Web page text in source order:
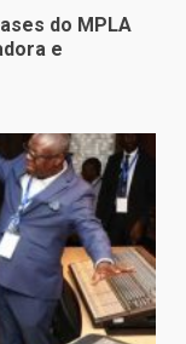
do MPLA
e